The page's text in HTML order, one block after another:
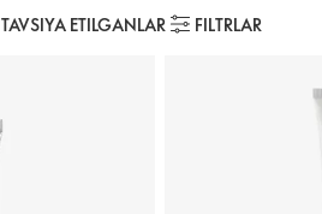
TAVSIYA ETILGANLAR FILTRLAR